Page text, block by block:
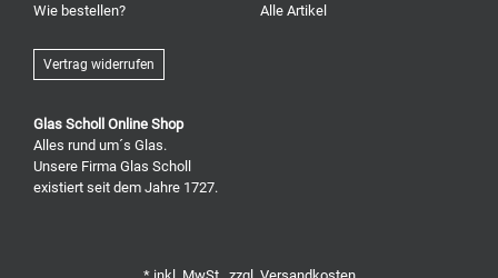
Wie bestellen?
Vertrag widerrufen
Alle Artikel
Glas Scholl Online Shop
Alles rund um´s Glas.
Unsere Firma Glas Scholl
existiert seit dem Jahre 1727.